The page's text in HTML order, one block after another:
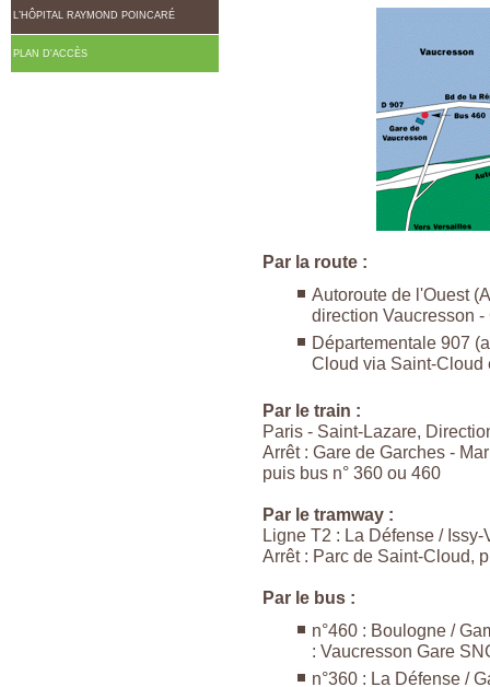
L’HÔPITAL RAYMOND POINCARÉ
PLAN D'ACCÈS
Par la route :
Autoroute de l'Ouest
direction Vaucresson -
Départementale 907
Cloud via Saint-Cloud
Par le train :
Paris - Saint-Lazare,
Arrêt : Gare de Garches -
puis bus n° 360 ou 460
Par le tramway :
Ligne T2 : La Défense /
Arrêt : Parc de Saint-Cloud,
Par le bus :
n°460 : Boulogne /
: Vaucresson Gare
n°360 : La Défense /